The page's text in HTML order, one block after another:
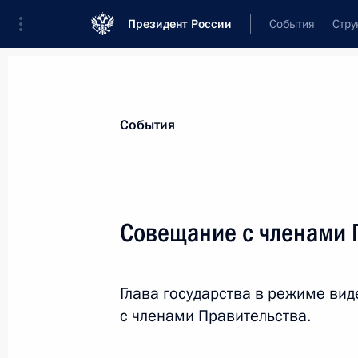
Президент России События
Встреча по вопросам развития
3 августа 2023 года, 14:00
События
Совещание с членами
Глава государства в режиме
с членами Правительства.